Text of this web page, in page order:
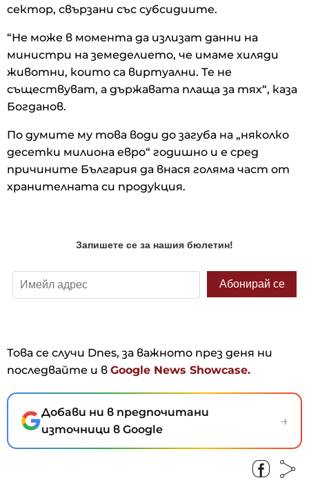
сектор, свързани със субсидиите.
“Не може в момента да излизат данни на
министри на земеделието, че имаме хиляди
животни, които са виртуални. Те не
съществуват, а държавата плаща за тях“, каза
Богданов.
По думите му това води до загуба на „няколко
десетки милиона евро“ годишно и е сред
причините България да внася голяма част от
хранителната си продукция.
Това се случи Dnes, за важното през деня ни
последвайте и в Google News Showcase.
Добави ни в предпочитани
източници в Google
→